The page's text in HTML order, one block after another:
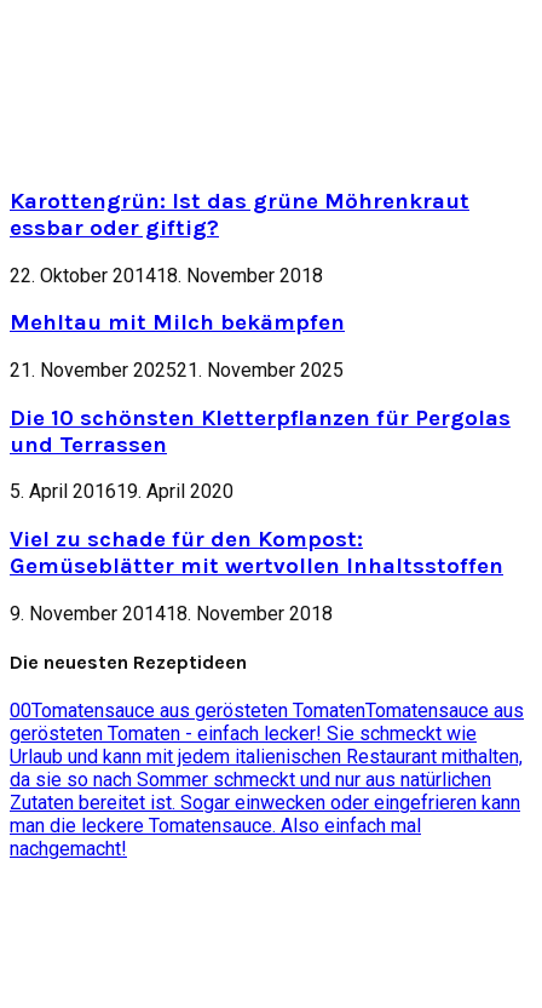
Karottengrün: Ist das grüne Möhrenkraut
essbar oder giftig?
22. Oktober 201418. November 2018
Mehltau mit Milch bekämpfen
21. November 202521. November 2025
Die 10 schönsten Kletterpflanzen für Pergolas
und Terrassen
5. April 201619. April 2020
Viel zu schade für den Kompost:
Gemüseblätter mit wertvollen Inhaltsstoffen
9. November 201418. November 2018
Die neuesten Rezeptideen
00Tomatensauce aus gerösteten TomatenTomatensauce aus
gerösteten Tomaten - einfach lecker! Sie schmeckt wie
Urlaub und kann mit jedem italienischen Restaurant mithalten,
da sie so nach Sommer schmeckt und nur aus natürlichen
Zutaten bereitet ist. Sogar einwecken oder eingefrieren kann
man die leckere Tomatensauce. Also einfach mal
nachgemacht!